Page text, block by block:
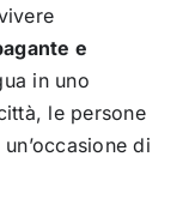
e
in uno
le persone
di